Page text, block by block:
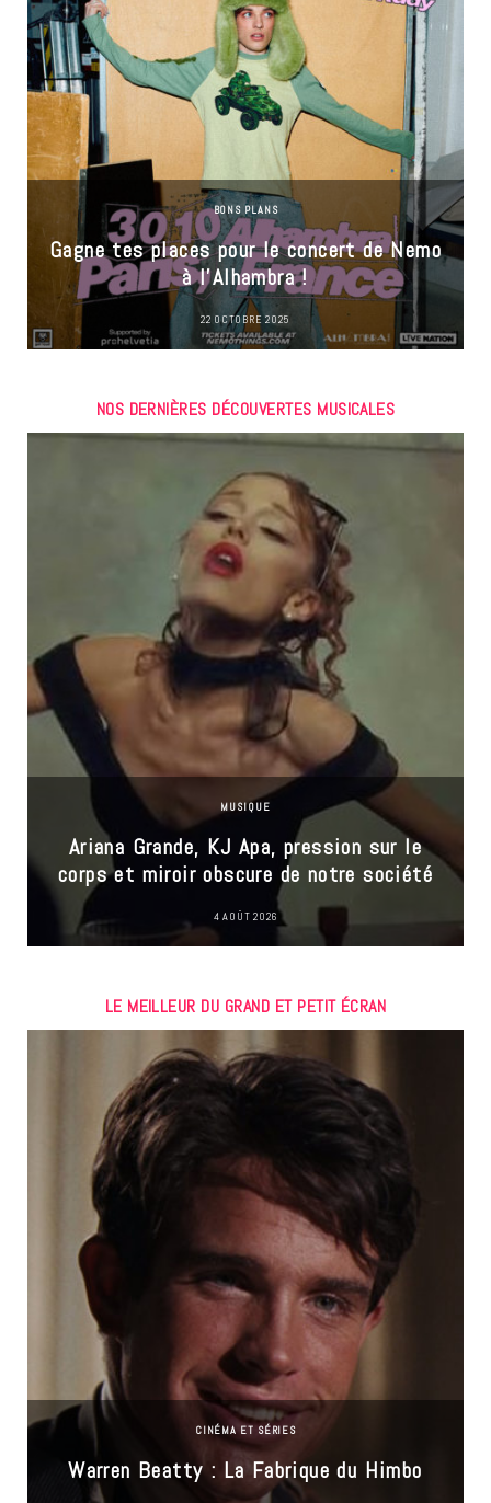
BONS PLANS
Gagne tes places pour le concert de Nemo
à l’Alhambra !
22 OCTOBRE 2025
NOS DERNIÈRES DÉCOUVERTES MUSICALES
MUSIQUE
Ariana Grande, KJ Apa, pression sur le
corps et miroir obscure de notre société
4 AOÛT 2026
LE MEILLEUR DU GRAND ET PETIT ÉCRAN
CINÉMA ET SÉRIES
Warren Beatty : La Fabrique du Himbo